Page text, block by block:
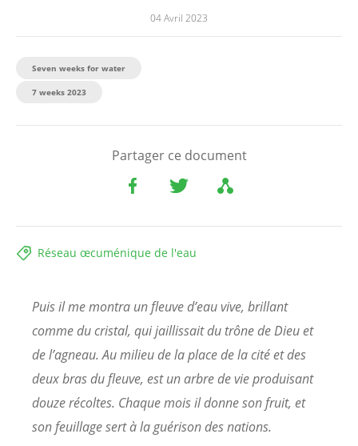
04 Avril 2023
Seven weeks for water
7 weeks 2023
Partager ce document
Réseau œcuménique de l'eau
Puis il me montra un fleuve d’eau vive, brillant
comme du cristal, qui jaillissait du trône de Dieu et
de l’agneau. Au milieu de la place de la cité et des
deux bras du fleuve, est un arbre de vie produisant
douze récoltes. Chaque mois il donne son fruit, et
son feuillage sert à la guérison des nations.